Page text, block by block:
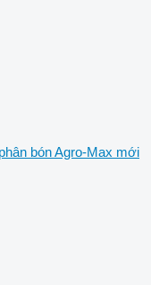
bón Agro-Max mới